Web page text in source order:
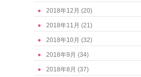
2018年12月 (20)
2018年11月 (21)
2018年10月 (32)
2018年9月 (34)
2018年8月 (37)